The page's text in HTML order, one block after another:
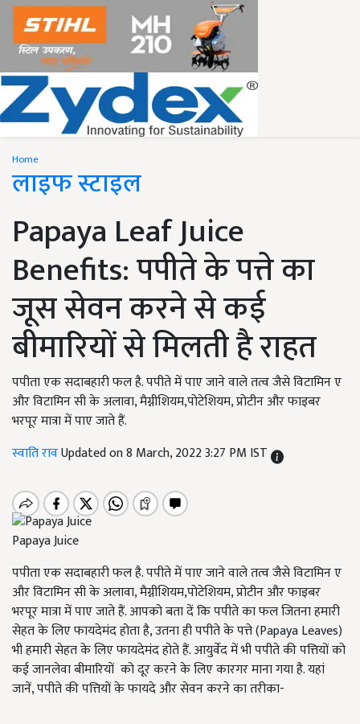
Home
लाइफ स्टाइल
Papaya Leaf Juice
Benefits: पपीते के पत्ते का
जूस सेवन करने से कई
बीमारियों से मिलती है राहत
पपीता एक सदाबहारी फल है. पपीते में पाए जाने वाले तत्व जैसे विटामिन ए
और विटामिन सी के अलावा, मैग्नीशियम,पोटेशियम, प्रोटीन और फाइबर
भरपूर मात्रा में पाए जाते हैं.
स्वाति रावUpdated on 8 March, 2022 3:27 PM IST
Papaya Juice
पपीता एक सदाबहारी फल है. पपीते में पाए जाने वाले तत्व जैसे विटामिन ए
और विटामिन सी के अलावा, मैग्नीशियम,पोटेशियम, प्रोटीन और फाइबर
भरपूर मात्रा में पाए जाते हैं. आपको बता दें कि पपीते का फल जितना हमारी
सेहत के लिए फायदेमंद होता है, उतना ही पपीते के पत्ते (Papaya Leaves)
भी हमारी सेहत के लिए फायदेमंद होते हैं. आयुर्वेद में भी पपीते की पत्तियों को
कई जानलेवा बीमारियों को दूर करने के लिए कारगर माना गया है. यहां
जानें, पपीते की पत्तियों के फायदे और सेवन करने का तरीका-